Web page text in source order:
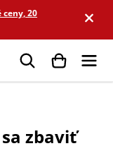
20
Hľadať
zbaviť